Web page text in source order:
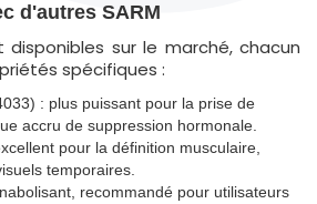
d'autres SARM
disponibles sur le marché, chacun
spécifiques :
: plus puissant pour la prise de
accru de suppression hormonale.
pour la définition musculaire,
temporaires.
recommandé pour utilisateurs